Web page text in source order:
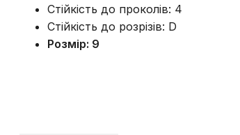
Стійкість до проколів: 4
Стійкість до розрізів: D
Розмір: 9